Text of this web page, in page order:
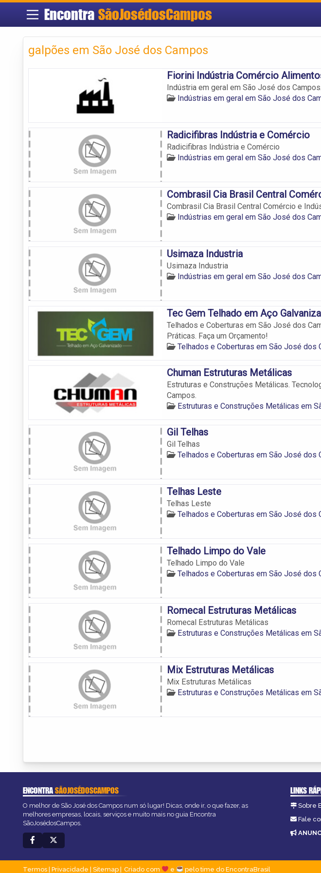
Encontra SãoJosédosCampos
galpões em São José dos Campos
Fiorini Indústria Comércio
Indústria em geral em São José dos Campos.
Indústrias em geral em São José dos
Radicifibras Indústria e Comércio
Radicifibras Indústria e Comércio
Indústrias em geral em São José dos
Combrasil Cia Brasil Central
Combrasil Cia Brasil Central Comércio e
Indústrias em geral em São José dos
Usimaza Industria
Usimaza Industria
Indústrias em geral em São José dos
Tec Gem Telhado em Aço
Telhados e Coberturas em São José dos
Práticas. Faça um Orçamento!
Telhados e Coberturas em São José dos
Chuman Estruturas Metálicas
Estruturas e Construções Metálicas.
Campos.
Estruturas e Construções Metálicas em
Gil Telhas
Gil Telhas
Telhados e Coberturas em São José dos
Telhas Leste
Telhas Leste
Telhados e Coberturas em São José dos
Telhado Limpo do Vale
Telhado Limpo do Vale
Telhados e Coberturas em São José dos
Romecal Estruturas Metálicas
Romecal Estruturas Metálicas
Estruturas e Construções Metálicas em
Mix Estruturas Metálicas
Mix Estruturas Metálicas
Estruturas e Construções Metálicas em
ENCONTRASÃOJOSÉDOSCAMPOS
O melhor de São José dos Campos num só lugar! Dicas, onde ir, o que fazer, as
melhores empresas, locais, serviços e muito mais no guia Encontra
SãoJosédosCampos.
LINKS
Sobre
Fale
Termos | Privacidade | Sitemap Criado com e pelo time do EncontraBrasil